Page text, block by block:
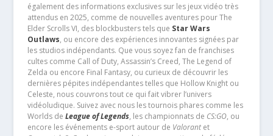
également des informations exclusives sur les jeux vidéo très
attendus en 2025, comme de nouvelles aventures pour The
Elder Scrolls VI, des blockbusters tels que Star Wars
Outlaws, ou encore des expériences innovantes signées par
les studios indépendants. Que vous soyez fan de franchises
cultes comme Call of Duty, Assassin’s Creed, The Legend of
Zelda ou encore Final Fantasy, ou curieux de découvrir les
dernières pépites indépendantes telles que Hollow Knight ou
Celeste, nous couvrons tout ce qui fait vibrer l’univers
vidéoludique. Suivez avec nous les tournois phares comme les
Worlds de League of Legends, les championnats de CS:GO, ou
encore les événements e-sport autour de Valorantet